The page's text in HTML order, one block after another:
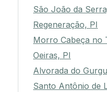
São João da
Regeneração, PI
Morro Cabeça no
Oeiras, PI
Alvorada do
Santo Antônio de